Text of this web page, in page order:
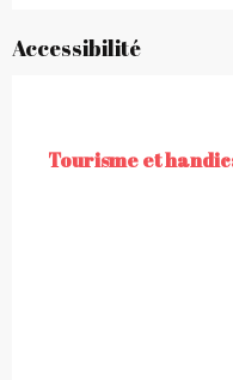
Accessibilité
TOURISME ET HANDICAP
Tourisme et